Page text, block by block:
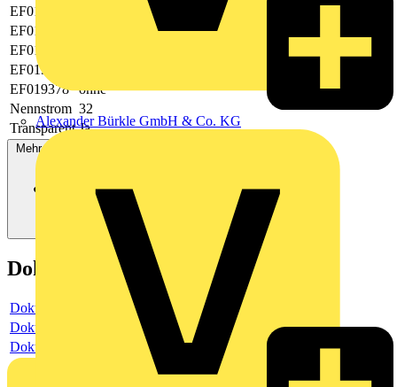
Alexander Bürkle GmbH & Co. KG
EF019374
EF019375
EF019376
EF019377
EF019378
ohne
Nennstrom 32
Transparent Ja
Mehr anzeigen
Dokumente
Dokument
Dokument
Dokument